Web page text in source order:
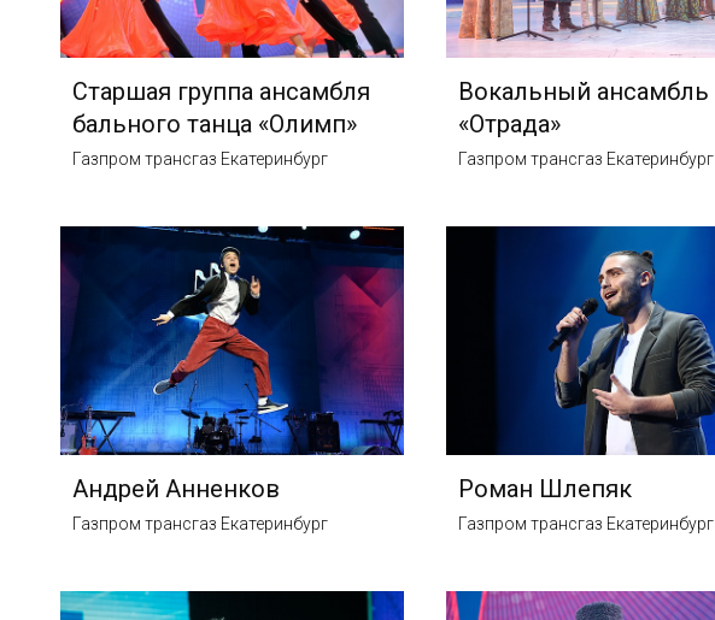
Старшая группа ансамбля
бального танца «Олимп»
Газпром трансгаз Екатеринбург
Вокальный ансамбль
«Отрада»
Газпром трансгаз Екатеринбург
Андрей Анненков
Газпром трансгаз Екатеринбург
Роман Шлепяк
Газпром трансгаз Екатеринбург